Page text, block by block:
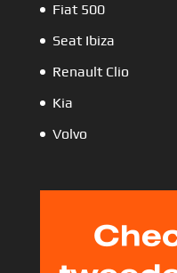
Fiat 500
Seat Ibiza
Renault Clio
Kia
Volvo